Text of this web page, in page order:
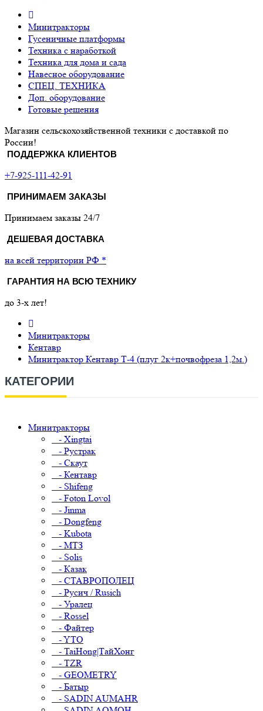
Минитракторы
Гусеничные платформы
Техника с наработкой
Техника для дома и сада
Навесное оборудование
СПЕЦ. ТЕХНИКА
Доп. оборудование
Готовые решения
Магазин сельскохозяйственной техники с доставкой по
России!
ПОДДЕРЖКА КЛИЕНТОВ
+7-925-111-42-91
ПРИНИМАЕМ ЗАКАЗЫ
Принимаем заказы 24/7
ДЕШЕВАЯ ДОСТАВКА
на всей территории РФ *
ГАРАНТИЯ НА ВСЮ ТЕХНИКУ
до 3-х лет!
Минитракторы
Кентавр
Минитрактор Кентавр Т-4 (плуг 2к+почвофреза 1,2м.)
КАТЕГОРИИ
Минитракторы
- Xingtai
- Рустрак
- Скаут
- Кентавр
- Shifeng
- Foton Lovol
- Jinma
- Dongfeng
- Kubota
- МТЗ
- Solis
- Казак
- СТАВРОПОЛЕЦ
- Русич / Rusich
- Уралец
- Rossel
- Файтер
- YTO
- TaiHong|ТайХонг
- TZR
- GEOMETRY
- Батыр
- SADIN AUMAHR